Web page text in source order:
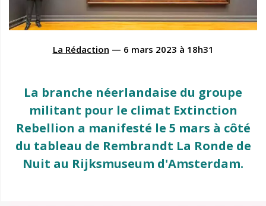
La Rédaction — 6 mars 2023 à 18h31
La branche néerlandaise du groupe
militant pour le climat Extinction
Rebellion a manifesté le 5 mars à côté
du tableau de Rembrandt La Ronde de
Nuit au Rijksmuseum d'Amsterdam.